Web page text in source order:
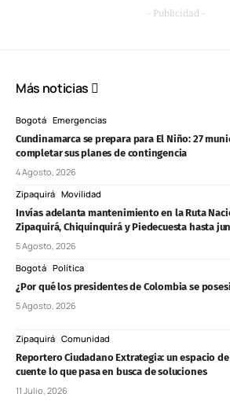
- Publicidad -
Más noticias
Bogotá Emergencias
Cundinamarca se prepara para El Niño: 27
completar sus planes de contingencia
4 Agosto, 2026
Zipaquirá Movilidad
Invías adelanta mantenimiento en la Ruta
Zipaquirá, Chiquinquirá y Piedecuesta hasta
5 Agosto, 2026
Bogotá Política
¿Por qué los presidentes de Colombia se
5 Agosto, 2026
Zipaquirá Comunidad
Reportero Ciudadano Extrategia: un espacio
cuente lo que pasa en busca de soluciones
11 Julio, 2026